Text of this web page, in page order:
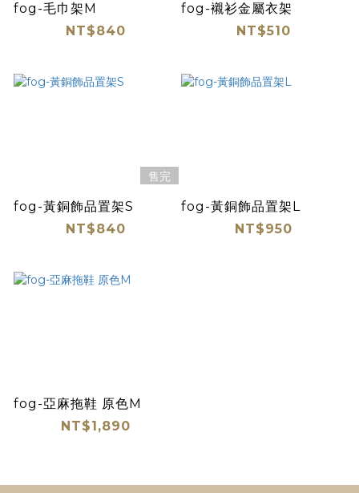
fog-毛巾架M
NT$840
fog-襯衫金屬衣架
NT$510
售完
fog-黃銅飾品置架S
NT$840
fog-黃銅飾品置架L
NT$950
fog-亞麻拖鞋 原色M
NT$1,890